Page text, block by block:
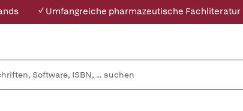
✓ Umfangreiche pharmazeutische Fachliteratur